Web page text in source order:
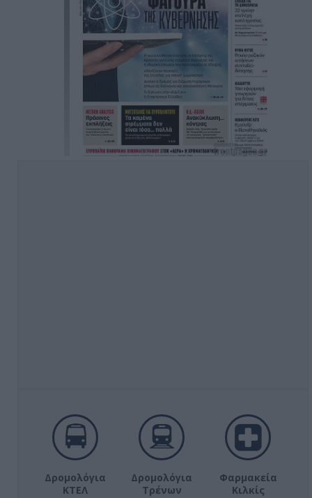
Δρομολόγια
ΚΤΕΛ
Δρομολόγια
Τρένων
Φαρμακεία
Κιλκίς